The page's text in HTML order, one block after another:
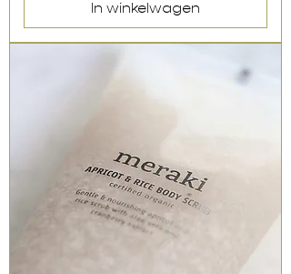
In winkelwagen